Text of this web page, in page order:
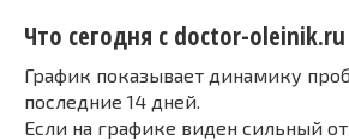
Что сегодня с doctor-oleinik.ru
График показывает динамику
последние 14 дней.
Если на графике виден сильный